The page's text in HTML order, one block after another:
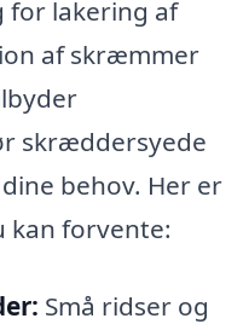
for lakering af
af skræmmer
skræddersyede
behov. Her er
kan forvente:
Små ridser og